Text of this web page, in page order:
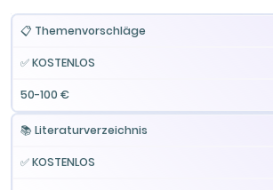
Ghost
Company
📋 Themenvorschläge
✅ KOSTENLOS
50-100 €
📚 Literaturverzeichnis
✅ KOSTENLOS